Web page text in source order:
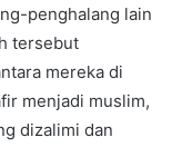
penghalang lain
tersebut
mereka di
menjadi muslim,
dizalimi dan